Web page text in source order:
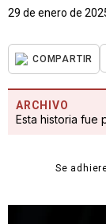
29 de enero de
COMPARTIR
ARCHIVO
Esta historia fue
Se